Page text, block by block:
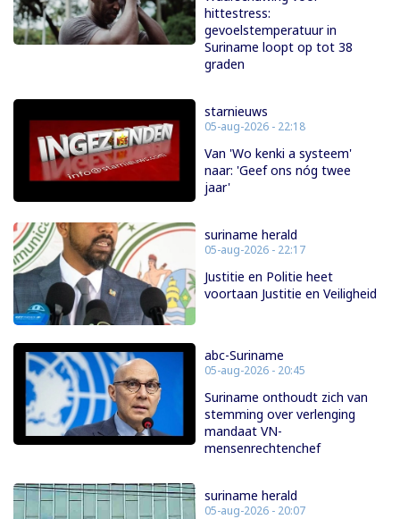
hittestress:
gevoelstemperatuur in
Suriname loopt op tot 38
graden
starnieuws
05-aug-2026 - 22:18
Van 'Wo kenki a systeem'
naar: 'Geef ons nóg twee
jaar'
suriname herald
05-aug-2026 - 22:17
Justitie en Politie heet
voortaan Justitie en Veiligheid
abc-Suriname
05-aug-2026 - 20:45
Suriname onthoudt zich van
stemming over verlenging
mandaat VN-
mensenrechtenchef
suriname herald
05-aug-2026 - 20:07